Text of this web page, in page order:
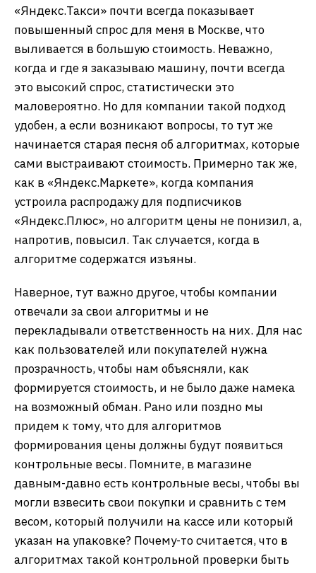
«Яндекс.Такси» почти всегда показывает
повышенный спрос для меня в Москве, что
выливается в большую стоимость. Неважно,
когда и где я заказываю машину, почти всегда
это высокий спрос, статистически это
маловероятно. Но для компании такой подход
удобен, а если возникают вопросы, то тут же
начинается старая песня об алгоритмах, которые
сами выстраивают стоимость. Примерно так же,
как в «Яндекс.Маркете», когда компания
устроила распродажу для подписчиков
«Яндекс.Плюс», но алгоритм цены не понизил, а,
напротив, повысил. Так случается, когда в
алгоритме содержатся изъяны.
Наверное, тут важно другое, чтобы компании
отвечали за свои алгоритмы и не
перекладывали ответственность на них. Для нас
как пользователей или покупателей нужна
прозрачность, чтобы нам объясняли, как
формируется стоимость, и не было даже намека
на возможный обман. Рано или поздно мы
придем к тому, что для алгоритмов
формирования цены должны будут появиться
контрольные весы. Помните, в магазине
давным-давно есть контрольные весы, чтобы вы
могли взвесить свои покупки и сравнить с тем
весом, который получили на кассе или который
указан на упаковке? Почему-то считается, что в
алгоритмах такой контрольной проверки быть